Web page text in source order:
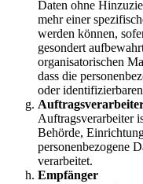
Daten ohne
mehr einer
werden können,
gesondert
organisatorischen
dass die
oder
Auftragsverarbeiter
Behörde,
personenbezogene
verarbeitet.
Empfänger